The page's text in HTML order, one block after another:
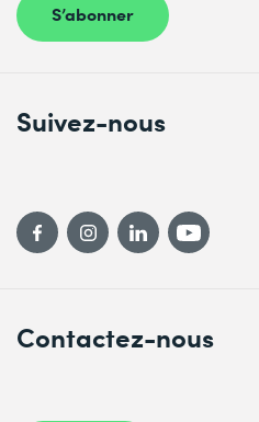
S’abonner
Contactez-nous
Suivez-nous